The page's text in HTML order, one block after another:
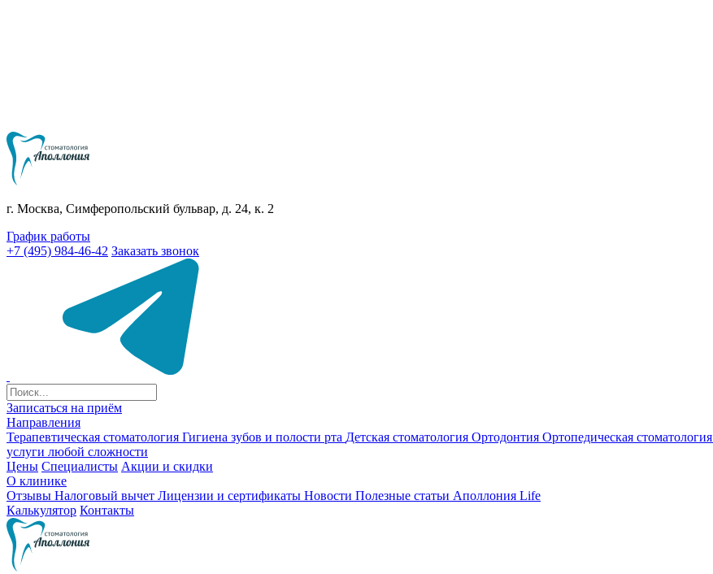
г. Москва, Симферопольский бульвар, д. 24, к. 2
График работы
+7 (495) 984-46-42 Заказать звонок
Записаться на приём
Направления
Терапевтическая стоматология Гигиена зубов и полости рта Детская стоматология Ортодонтия Ортопедическая стоматология
услуги любой сложности
Цены Специалисты Акции и скидки
О клинике
Отзывы Налоговый вычет Лицензии и сертификаты Новости Полезные статьи Аполлония Life
Калькулятор Контакты